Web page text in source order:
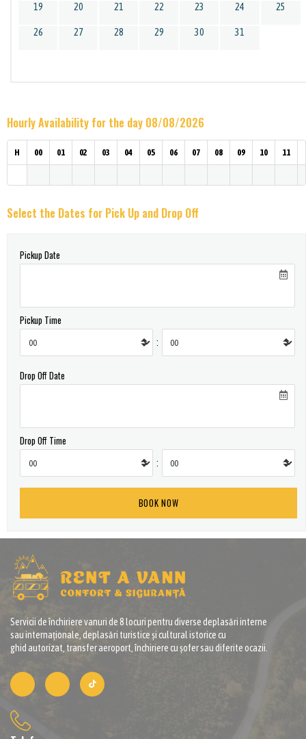
19 20 21 22 23 24 25
26 27 28 29 30 31
Hourly Availability for the day 08/08/2026
H 00 01 02 03 04 05 06 07 08 09 10 11
Select the Dates for Pick Up and Drop Off
Pickup Date
Pickup Time
:
Drop Off Date
Drop Off Time
:
Servicii de închiriere vanuri de 8 locuri pentru diverse deplasări interne
sau internaționale, deplasări turistice și cultural istorice cu
ghid autorizat, transfer aeroport, închiriere cu șofer sau diferite ocazii.